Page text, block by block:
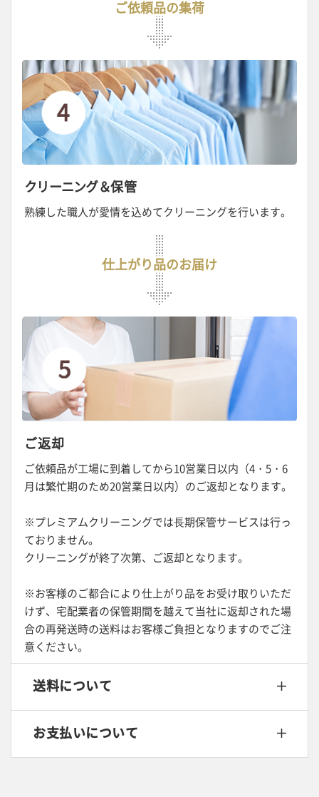
ご依頼品の集荷
クリーニング＆保管
熟練した職人が愛情を込めてクリーニングを行います。
仕上がり品のお届け
ご返却
ご依頼品が工場に到着してから10営業日以内（4・5・6
月は繁忙期のため20営業日以内）のご返却となります。
※プレミアムクリーニングでは⾧期保管サービスは行っ
ておりません。
クリーニングが終了次第、ご返却となります。
※お客様のご都合により仕上がり品をお受け取りいただ
けず、宅配業者の保管期間を越えて当社に返却された場
合の再発送時の送料はお客様ご負担となりますのでご注
意ください。
送料について
お支払いについて